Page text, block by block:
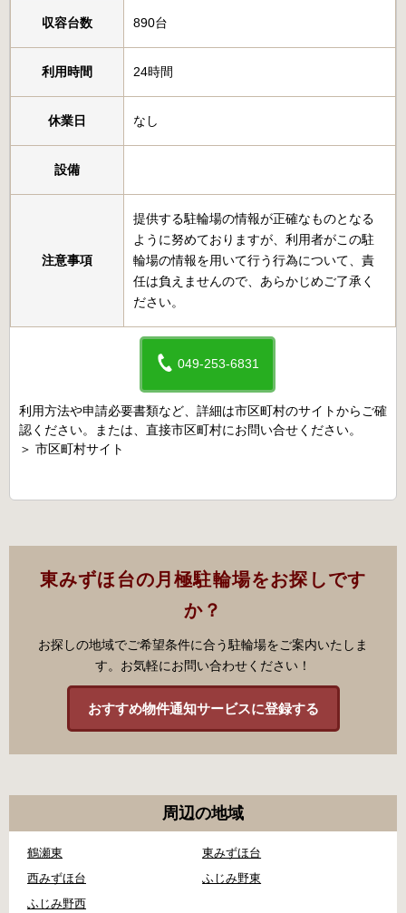
収容台数 890台
利用時間 24時間
休業日 なし
設備
注意事項
提供する駐輪場の情報が正確なものとなる
ように努めておりますが、利用者がこの駐
輪場の情報を用いて行う行為について、責
任は負えませんので、あらかじめご了承く
ださい。
049-253-6831
利用方法や申請必要書類など、詳細は市区町村のサイトからご確
認ください。または、直接市区町村にお問い合せください。
＞ 市区町村サイト
東みずほ台の月極駐輪場をお探しです
か？
お探しの地域でご希望条件に合う駐輪場をご案内いたしま
す。お気軽にお問い合わせください！
おすすめ物件通知サービスに登録する
周辺の地域
鶴瀬東
東みずほ台
西みずほ台
ふじみ野東
ふじみ野西